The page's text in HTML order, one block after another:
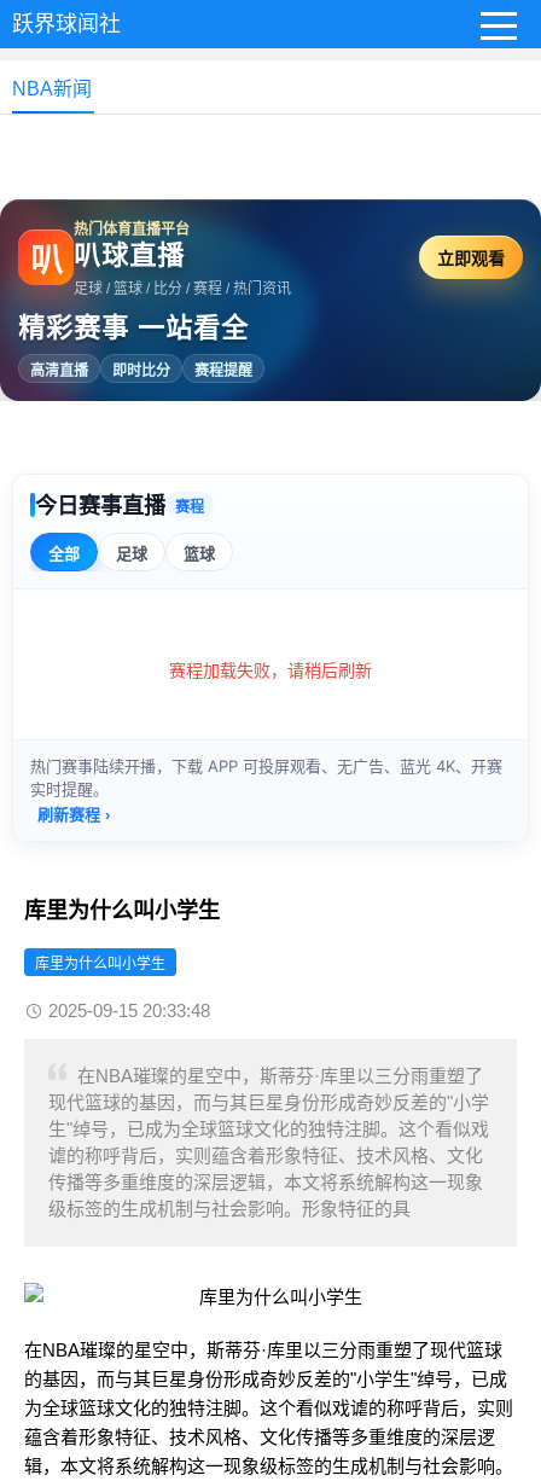
跃界球闻社
NBA新闻
叭
热门体育直播平台
叭球直播
足球 / 篮球 / 比分 / 赛程 / 热门资讯
精彩赛事 一站看全
高清直播 即时比分 赛程提醒
立即观看
库里为什么叫小学生
库里为什么叫小学生
2025-09-15 20:33:48
在NBA璀璨的星空中，斯蒂芬·库里以三分雨重塑了
现代篮球的基因，而与其巨星身份形成奇妙反差的"小学
生"绰号，已成为全球篮球文化的独特注脚。这个看似戏
谑的称呼背后，实则蕴含着形象特征、技术风格、文化
传播等多重维度的深层逻辑，本文将系统解构这一现象
级标签的生成机制与社会影响。形象特征的具
在NBA璀璨的星空中，斯蒂芬·库里以三分雨重塑了现代篮球
的基因，而与其巨星身份形成奇妙反差的"小学生"绰号，已成
为全球篮球文化的独特注脚。这个看似戏谑的称呼背后，实则
蕴含着形象特征、技术风格、文化传播等多重维度的深层逻
辑，本文将系统解构这一现象级标签的生成机制与社会影响。